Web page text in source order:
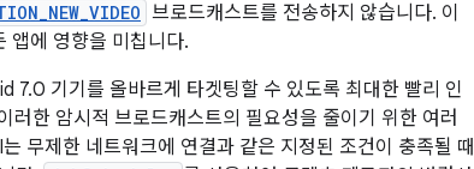
브로드캐스트를 전송하지 않습니다. 이
앱에 영향을 미칩니다.
7.0 기기를 올바르게 타겟팅할 수 있도록 최대한 빨리 인
한 암시적 브로드캐스트의 필요성을 줄이기 위한 여러
무제한 네트워크에 연결과 같은 지정된 조건이 충족될 때